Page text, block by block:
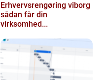
Erhvervsrengøring viborg
sådan får din
virksomhed...